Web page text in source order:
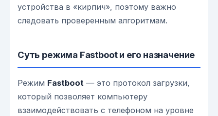
устройства в «кирпич», поэтому важно
следовать проверенным алгоритмам.
Суть режима Fastboot и его назначение
Режим Fastboot — это протокол загрузки,
который позволяет компьютеру
взаимодействовать с телефоном на уровне